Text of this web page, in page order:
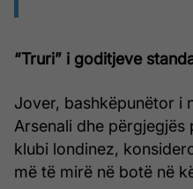
“Truri” i goditjeve
Jover, bashkëpunëtor i
Arsenali dhe
klubi londinez,
më të mirë në botë në